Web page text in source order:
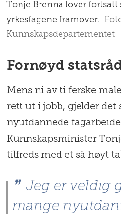
Tonje Brenna lover fortsatt
yrkesfagene framover.
Kunnskapsdepartementet
Fornøyd
Mens ni av ti ferske
rett ut i jobb, gjelder det
nyutdannede
Kunnskapsminister
tilfreds med et så høyt
Jeg er veldig
mange